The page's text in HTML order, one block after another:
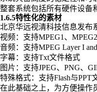
整套系统包括所有硬件设备
1.6.5特性化的素材
北京华远视清科技信息发布
视频：支持MPEG1、
音频：支持MPEG Layer I
字幕：支持Txt文件格式
图片：支持JPEG、PNG、
特殊格式：支持Flash与PPT
在此基础之上，为方便操作